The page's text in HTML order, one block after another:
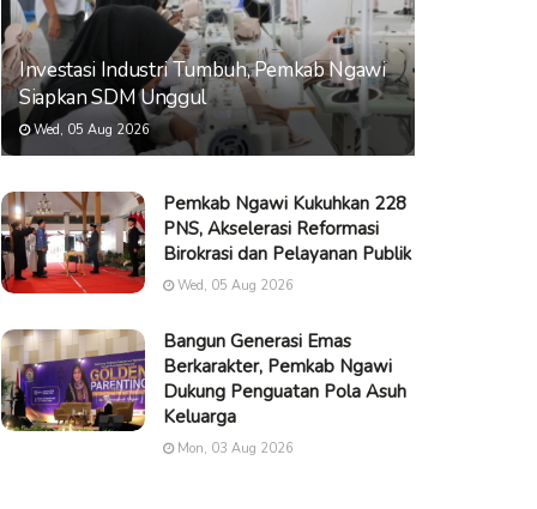
Investasi Industri Tumbuh, Pemkab Ngawi
Siapkan SDM Unggul
Wed, 05 Aug 2026
Pemkab Ngawi Kukuhkan 228
PNS, Akselerasi Reformasi
Birokrasi dan Pelayanan Publik
Wed, 05 Aug 2026
Bangun Generasi Emas
Berkarakter, Pemkab Ngawi
Dukung Penguatan Pola Asuh
Keluarga
Mon, 03 Aug 2026